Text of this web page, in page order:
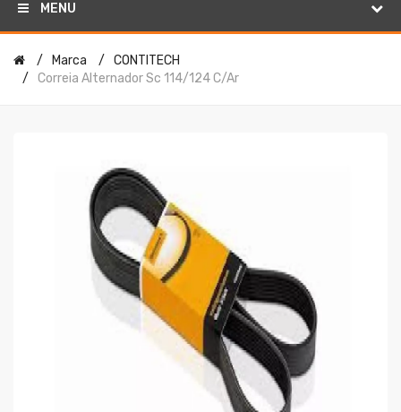
MENU
Marca
CONTITECH
Correia Alternador Sc 114/124 C/ar